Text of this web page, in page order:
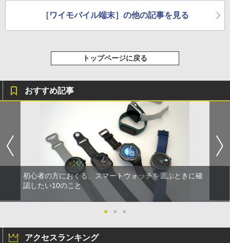
［ワイモバイル端末］の他の記事を見る
トップページに戻る
おすすめ記事
初心者の方におくる、スマートウォッチを選ぶときに確
認したい10のこと
● ● ●
アクセスランキング